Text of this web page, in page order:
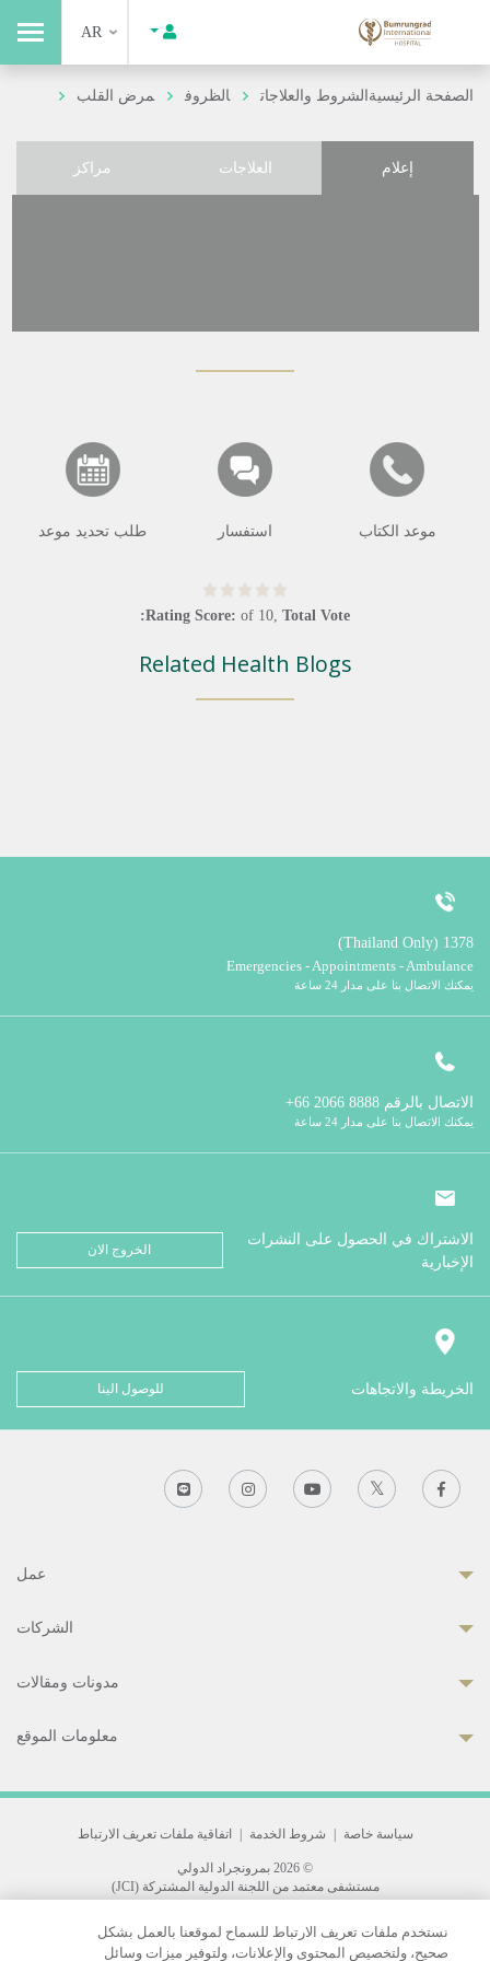
AR
الصفحة الرئيسيةالشروط والعلاجات الظروف مرض القلب
إعلام العلاجات مراكز
موعد الكتاب استفسار طلب تحديد موعد
Rating Score: of 10, Total Vote:
Related Health Blogs
1378 (Thailand Only)
Emergencies - Appointments - Ambulance
يمكنك الاتصال بنا على مدار 24 ساعة
الاتصال بالرقم
يمكنك الاتصال بنا على مدار 24 ساعة
الاشتراك في الحصول على النشرات
الإخبارية
الخروج الان
الخريطة والاتجاهات للوصول الينا
عمل
الشركات
مدونات ومقالات
معلومات الموقع
سياسة خاصة شروط الخدمة اتفاقية ملفات تعريف الارتباط
© 2026 بمرونجراد الدولي
مستشفى معتمد من اللجنة الدولية المشتركة (JCI)
33 Sukhumvit 3, Wattana, Bangkok 10110 Thailand.
All rights reserved.
نستخدم ملفات تعريف الارتباط للسماح لموقعنا بالعمل بشكل
صحيح، ولتخصيص المحتوى والإعلانات، ولتوفير ميزات وسائل